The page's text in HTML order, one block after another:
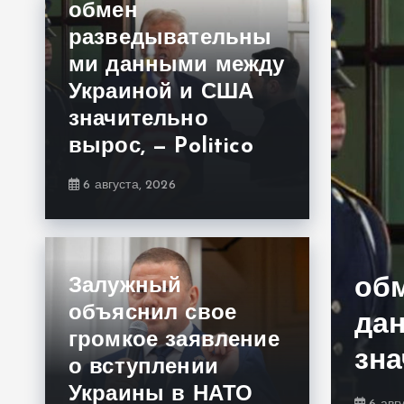
обмен
разведывательны
ми данными между
Украиной и США
значительно
вырос, — Politico
6 августа, 2026
Залужный
объяснил свое
громкое заявление
о вступлении
Украины в НАТО
и увольнения:
новое